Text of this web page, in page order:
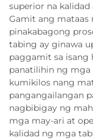
superior na
Gamit ang mataas
pinakabagong
tabing ay ginawa
paggamit sa isang
panatilihin ng mga
kumikilos nang
pangangailangan
nagbibigay ng
mga may-ari at
kalidad ng mga